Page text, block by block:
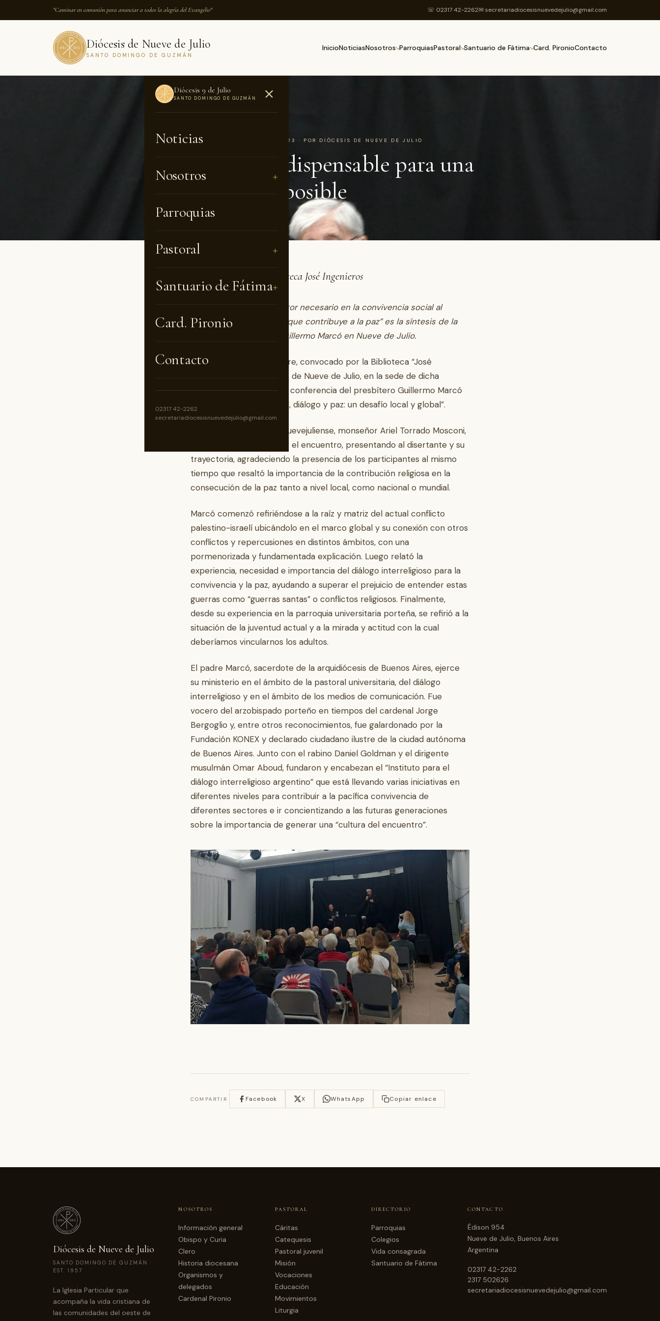
"Caminar en comunión para anunciar a todos la alegría del Evangelio" ☏ 02317 42-2262✉ secretariadiocesisnuevedejulio@gmail.com
Diócesis de Nueve de Julio
SANTO DOMINGO DE GUZMÁN
InicioNoticiasNosotros ParroquiasPastoral Santuario de Fátima Card. PironioContacto
Diócesis 9 de Julio
SANTO DOMINGO DE GUZMÁN
Noticias
Nosotros
Parroquias
Pastoral
Santuario de Fátima
Card. Pironio
Contacto
02317 42-2262
secretariadiocesisnuevedejulio@gmail.com
NOTICIAS · 27 DE OCTUBRE DE 2023 · POR DIÓCESIS DE NUEVE DE JULIO
El diálogo indispensable para una
convivencia posible
Conferencia en la Biblioteca José Ingenieros
“La fe religiosa es un factor necesario en la convivencia social al
posibilitar un encuentro que contribuye a la paz” es la síntesis de la
disertación del padre Guillermo Marcó en Nueve de Julio.
El miércoles 25 de octubre, convocado por la Biblioteca “José
Ingenieros” y el Obispado de Nueve de Julio, en la sede de dicha
biblioteca, tuvo lugar una conferencia del presbítero Guillermo Marcó
sobre “Convivencia social, diálogo y paz: un desafío local y global”.
El obispo de la diócesis nuevejuliense, monseñor Ariel Torrado Mosconi,
fue el encargado de abrir el encuentro, presentando al disertante y su
trayectoria, agradeciendo la presencia de los participantes al mismo
tiempo que resaltó la importancia de la contribución religiosa en la
consecución de la paz tanto a nivel local, como nacional o mundial.
Marcó comenzó refiriéndose a la raíz y matriz del actual conflicto
palestino-israelí ubicándolo en el marco global y su conexión con otros
conflictos y repercusiones en distintos ámbitos, con una
pormenorizada y fundamentada explicación. Luego relató la
experiencia, necesidad e importancia del diálogo interreligioso para la
convivencia y la paz, ayudando a superar el prejuicio de entender estas
guerras como “guerras santas” o conflictos religiosos. Finalmente,
desde su experiencia en la parroquia universitaria porteña, se refirió a la
situación de la juventud actual y a la mirada y actitud con la cual
deberíamos vincularnos los adultos.
El padre Marcó, sacerdote de la arquidiócesis de Buenos Aires, ejerce
su ministerio en el ámbito de la pastoral universitaria, del diálogo
interreligioso y en el ámbito de los medios de comunicación. Fue
vocero del arzobispado porteño en tiempos del cardenal Jorge
Bergoglio y, entre otros reconocimientos, fue galardonado por la
Fundación KONEX y declarado ciudadano ilustre de la ciudad autónoma
de Buenos Aires. Junto con el rabino Daniel Goldman y el dirigente
musulmán Omar Aboud, fundaron y encabezan el “Instituto para el
diálogo interreligioso argentino” que está llevando varias iniciativas en
diferentes niveles para contribuir a la pacífica convivencia de
diferentes sectores e ir concientizando a las futuras generaciones
sobre la importancia de generar una “cultura del encuentro”.
COMPARTIR Facebook X WhatsApp Copiar enlace
Diócesis de Nueve de Julio
SANTO DOMINGO DE GUZMÁN ·
EST. 1957
La Iglesia Particular que
acompaña la vida cristiana de
las comunidades del oeste de
NOSOTROS
Información general
Obispo y Curia
Clero
Historia diocesana
Organismos y
delegados
Cardenal Pironio
PASTORAL
Cáritas
Catequesis
Pastoral juvenil
Misión
Vocaciones
Educación
Movimientos
Liturgia
DIRECTORIO
Parroquias
Colegios
Vida consagrada
Santuario de Fátima
CONTACTO
Édison 954
Nueve de Julio, Buenos Aires
Argentina
02317 42-2262
2317 502626
secretariadiocesisnuevedejulio@gmail.com